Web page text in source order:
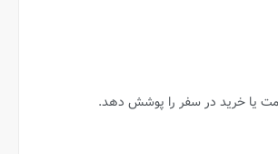
یا خرید در سفر را پوشش دهد.